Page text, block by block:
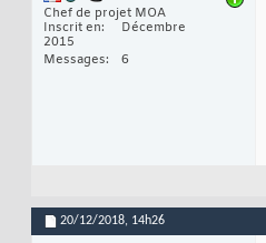
Chef de projet MOA
Inscrit en
Décembre
2015
Messages
6
20/12/2018, 14h26